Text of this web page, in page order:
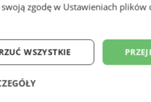
zgodę w Ustawieniach plików
WSZYSTKIE